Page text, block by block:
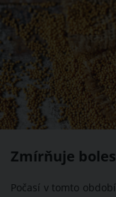
Zmírňuje
Počasí v tomto